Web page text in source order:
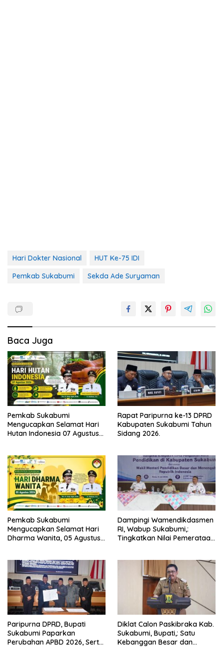
Hari Dokter Nasional
HUT Ke-75 IDI
Pemkab Sukabumi
Sekda Ade Suryaman
Baca Juga
Pemkab Sukabumi
Mengucapkan Selamat Hari
Hutan Indonesia 07 Agustus
Rapat Paripurna ke-13 DPRD
Kabupaten Sukabumi Tahun
Sidang 2026.
Pemkab Sukabumi
Mengucapkan Selamat Hari
Dharma Wanita, 05 Agustus
Dampingi Wamendikdasmen
RI, Wabup Sukabumi,:
Tingkatkan Nilai Pemerataan
Paripurna DPRD, Bupati
Sukabumi Paparkan
Perubahan APBD 2026, Serta
Diklat Calon Paskibraka Kab.
Sukabumi, Bupati,: Satu
Kebanggan Besar dan